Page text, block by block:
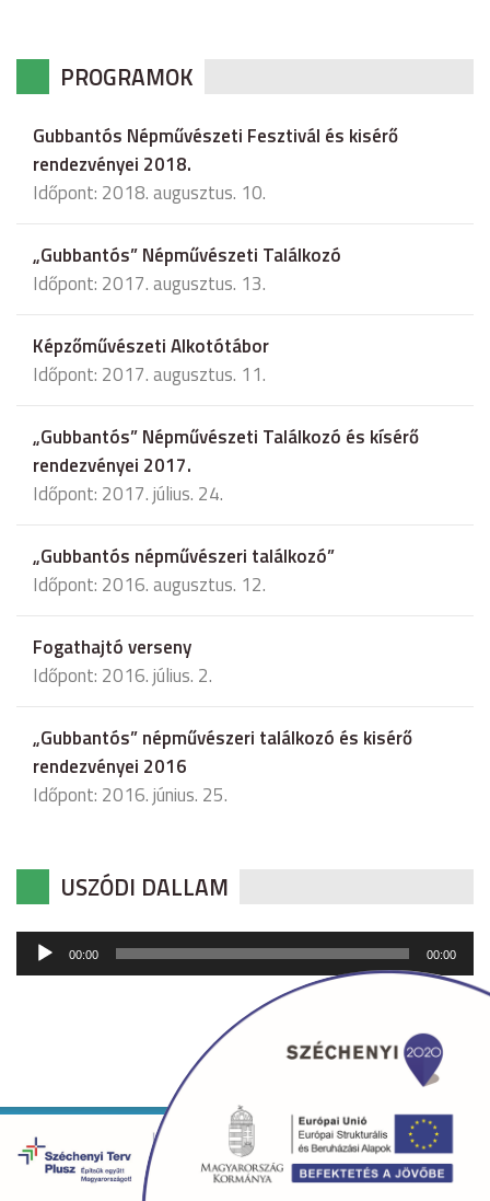
PROGRAMOK
Gubbantós Népművészeti Fesztivál és kisérő
rendezvényei 2018.
Időpont: 2018. augusztus. 10.
„Gubbantós” Népművészeti Találkozó
Időpont: 2017. augusztus. 13.
Képzőművészeti Alkotótábor
Időpont: 2017. augusztus. 11.
„Gubbantós” Népművészeti Találkozó és kísérő
rendezvényei 2017.
Időpont: 2017. július. 24.
„Gubbantós népművészeri találkozó”
Időpont: 2016. augusztus. 12.
Fogathajtó verseny
Időpont: 2016. július. 2.
„Gubbantós” népművészeri találkozó és kisérő
rendezvényei 2016
Időpont: 2016. június. 25.
USZÓDI DALLAM
Audió
lejátszó
00:00 00:00
Copyright © 2026 uszod.hu Minden jog fenntartva. •
Készítette:fridrik.me